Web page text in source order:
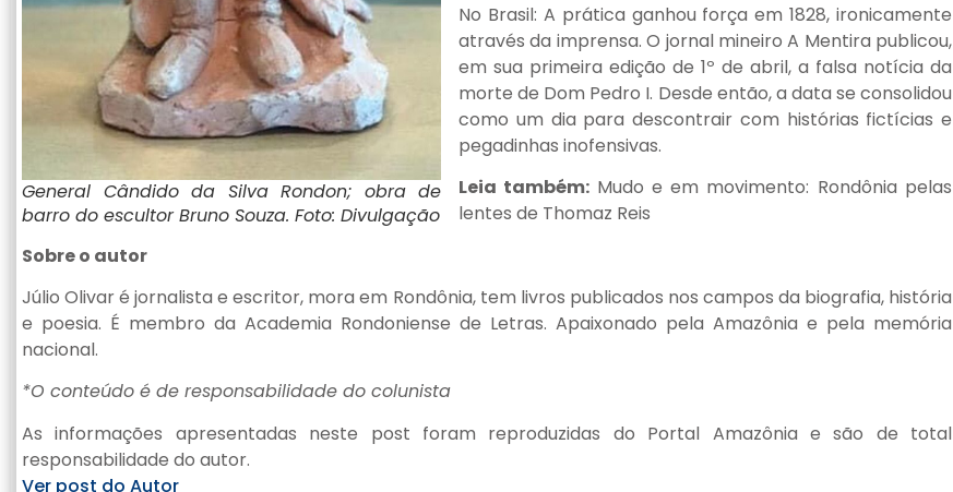
General Cândido da Silva Rondon; obra de
barro do escultor Bruno Souza. Foto: Divulgação
No Brasil: A prática ganhou força em 1828, ironicamente
através da imprensa. O jornal mineiro A Mentira publicou,
em sua primeira edição de 1º de abril, a falsa notícia da
morte de Dom Pedro I. Desde então, a data se consolidou
como um dia para descontrair com histórias fictícias e
pegadinhas inofensivas.
Leia também: Mudo e em movimento: Rondônia pelas
lentes de Thomaz Reis
Sobre o autor
Júlio Olivar é jornalista e escritor, mora em Rondônia, tem livros publicados nos campos da biografia, história
e poesia. É membro da Academia Rondoniense de Letras. Apaixonado pela Amazônia e pela memória
nacional.
*O conteúdo é de responsabilidade do colunista
As informações apresentadas neste post foram reproduzidas do Portal Amazônia e são de total
responsabilidade do autor.
Ver post do Autor